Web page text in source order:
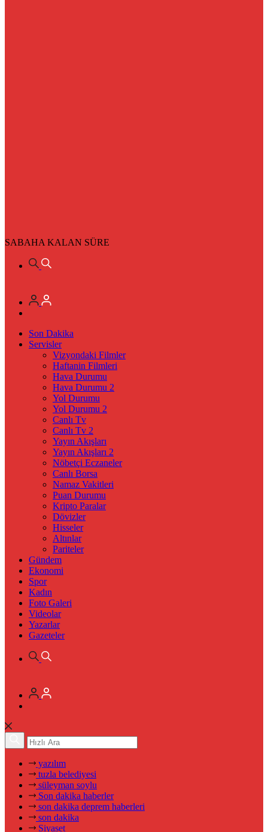
SABAHA KALAN SÜRE
Son Dakika
Servisler
Vizyondaki Filmler
Haftanin Filmleri
Hava Durumu
Hava Durumu 2
Yol Durumu
Yol Durumu 2
Canlı Tv
Canlı Tv 2
Yayın Akışları
Yayın Akışları 2
Nöbetçi Eczaneler
Canlı Borsa
Namaz Vakitleri
Puan Durumu
Kripto Paralar
Dövizler
Hisseler
Altınlar
Pariteler
Gündem
Ekonomi
Spor
Kadın
Foto Galeri
Videolar
Yazarlar
Gazeteler
yazılım
tuzla belediyesi
süleyman soylu
Son dakika haberler
son dakika deprem haberleri
son dakika
Siyaset